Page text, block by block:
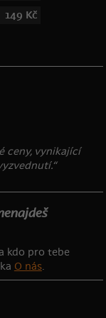
149 Kč
ceny, vynikající
kdo pro tebe
O nás.